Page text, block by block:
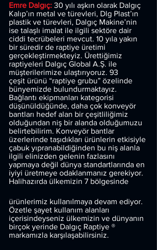
Emre Dalgıç: 30 yılı aşkın olarak Dalgıç
Kalıp’ın metal ve türevleri, Dlg Plast’ın
plastik ve türevleri, Dalgıç Makine’nin
ise talaşlı imalat ile ilgili sektöre dair
ciddi tecrübeleri mevcut. 10 yıla yakın
bir süredir de raptiye üretimi
gerçekleştirmekteyiz. Ürettiğimiz
raptiyeleri Dalgıç Global A.Ş. ile
müşterilerimize ulaştırıyoruz. 93
çeşit ürünü “raptiye grubu” özelinde
bünyemizde bulundurmaktayız.
Bağlantı ekipmanları kategorisi
düşünüldüğünde, daha çok konveyör
bantları hedef alan bir çeşitliliğimiz
olduğundan niş bir alanda olduğumuzu
belirtebilirim. Konveyör bantlar
üzerlerinde taşıdıkları ürünlerin etkisiyle
çabuk yıpranabildiğinden bu niş alanla
ilgili elinizden gelenin fazlasını
yapmaya değil dünya standartlarında en
iyiyi üretmeye odaklanmanız gerekiyor.
Halihazırda ülkemizin 7 bölgesinde
ürünlerimiz kullanılmaya devam ediyor.
Özetle şayet kullanım alanları
içerisindeyseniz ülkemizin ve dünyanın
birçok yerinde Dalgıç Raptiye ®
markamızla karşılaşabilirsiniz.